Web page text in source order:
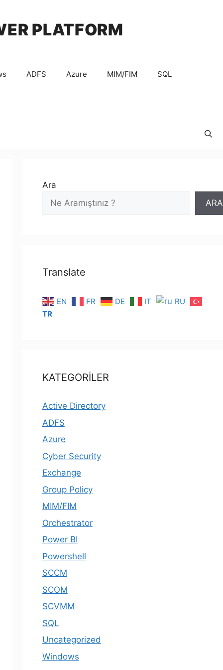
PLATFORM
ADFS Azure MIM/FIM SQL
Ara
ARA
Translate
EN FR DE IT
RU
TR
KATEGORİLER
Active Directory
ADFS
Azure
Cyber Security
Exchange
Group Policy
MIM/FIM
Orchestrator
Power BI
Powershell
SCCM
SCOM
SCVMM
SQL
Uncategorized
Windows